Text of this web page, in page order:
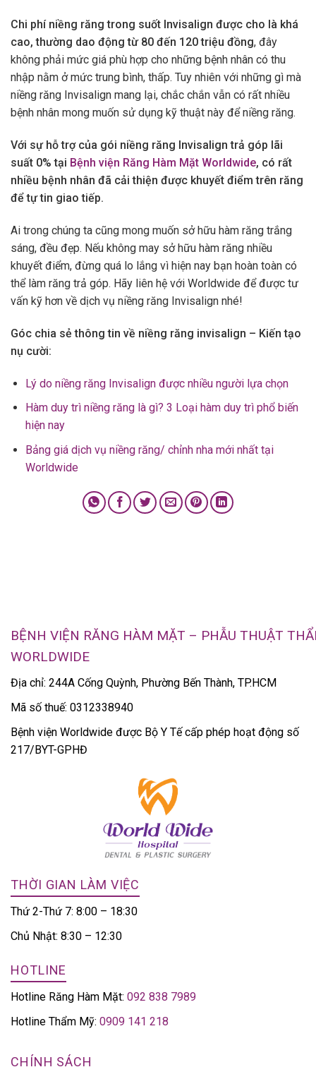
Chi phí niềng răng trong suốt Invisalign được cho là khá
cao, thường dao động từ 80 đến 120 triệu đồng, đây
không phải mức giá phù hợp cho những bệnh nhân có thu
nhập nằm ở mức trung bình, thấp. Tuy nhiên với những gì mà
niềng răng Invisalign mang lại, chắc chắn vẫn có rất nhiều
bệnh nhân mong muốn sử dụng kỹ thuật này để niềng răng.
Với sự hỗ trợ của gói niềng răng Invisalign trả góp lãi
suất 0% tại Bệnh viện Răng Hàm Mặt Worldwide, có rất
nhiều bệnh nhân đã cải thiện được khuyết điểm trên răng
để tự tin giao tiếp.
Ai trong chúng ta cũng mong muốn sở hữu hàm răng trắng
sáng, đều đẹp. Nếu không may sở hữu hàm răng nhiều
khuyết điểm, đừng quá lo lắng vì hiện nay bạn hoàn toàn có
thể làm răng trả góp. Hãy liên hệ với Worldwide để được tư
vấn kỹ hơn về dịch vụ niềng răng Invisalign nhé!
Góc chia sẻ thông tin về niềng răng invisalign – Kiến tạo
nụ cười:
Lý do niềng răng Invisalign được nhiều người lựa chọn
Hàm duy trì niềng răng là gì? 3 Loại hàm duy trì phổ biến
hiện nay
Bảng giá dịch vụ niềng răng/ chỉnh nha mới nhất tại
Worldwide
BỆNH VIỆN RĂNG HÀM MẶT – PHẪU THUẬT
WORLDWIDE
Địa chỉ: 244A Cống Quỳnh, Phường Bến Thành, TP.HCM
Mã số thuế: 0312338940
Bệnh viện Worldwide được Bộ Y Tế cấp phép hoạt động số
217/BYT-GPHĐ
THỜI GIAN LÀM VIỆC
Thứ 2-Thứ 7: 8:00 – 18:30
Chủ Nhật: 8:30 – 12:30
HOTLINE
Hotline Răng Hàm Mặt: 092 838 7989
Hotline Thẩm Mỹ: 0909 141 218
CHÍNH SÁCH